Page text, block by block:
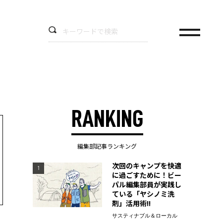
RANKING
編集部記事ランキング
1
次回のキャンプを快適
に過ごすために！ビー
パル編集部員が実践し
ている「ヤシノミ洗
剤」活用術!!
サスティナブル＆ローカル